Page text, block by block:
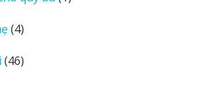
44
phẩm
4646